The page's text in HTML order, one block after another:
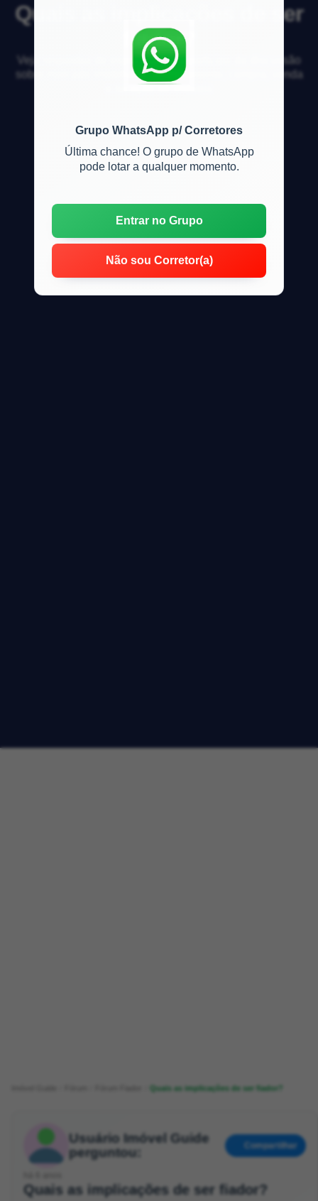
Grupo WhatsApp p/ Corretores
Última chance! O grupo de WhatsApp
pode lotar a qualquer momento.
Entrar no Grupo
Não sou Corretor(a)
Quais as implicações de ser
fiador?
Veja respostas de especialistas e participe da discussão
sobre mercado imobiliário, financiamento, compra, venda
e locação de imóveis
Quais as implicações de ser fiador?
Usuário Imóvel Guide
perguntou:
Compartilhar
Quais as implicações de ser fiador?